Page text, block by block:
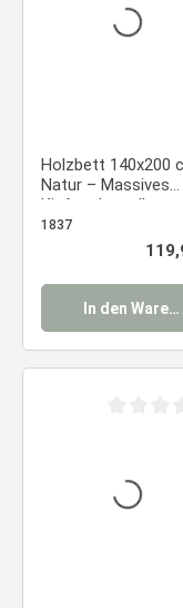
Holzbett 140x200
Natur – Massives
Kieferndoppelbett
Lattenrost für
Schlafzimmer,
1837
In den